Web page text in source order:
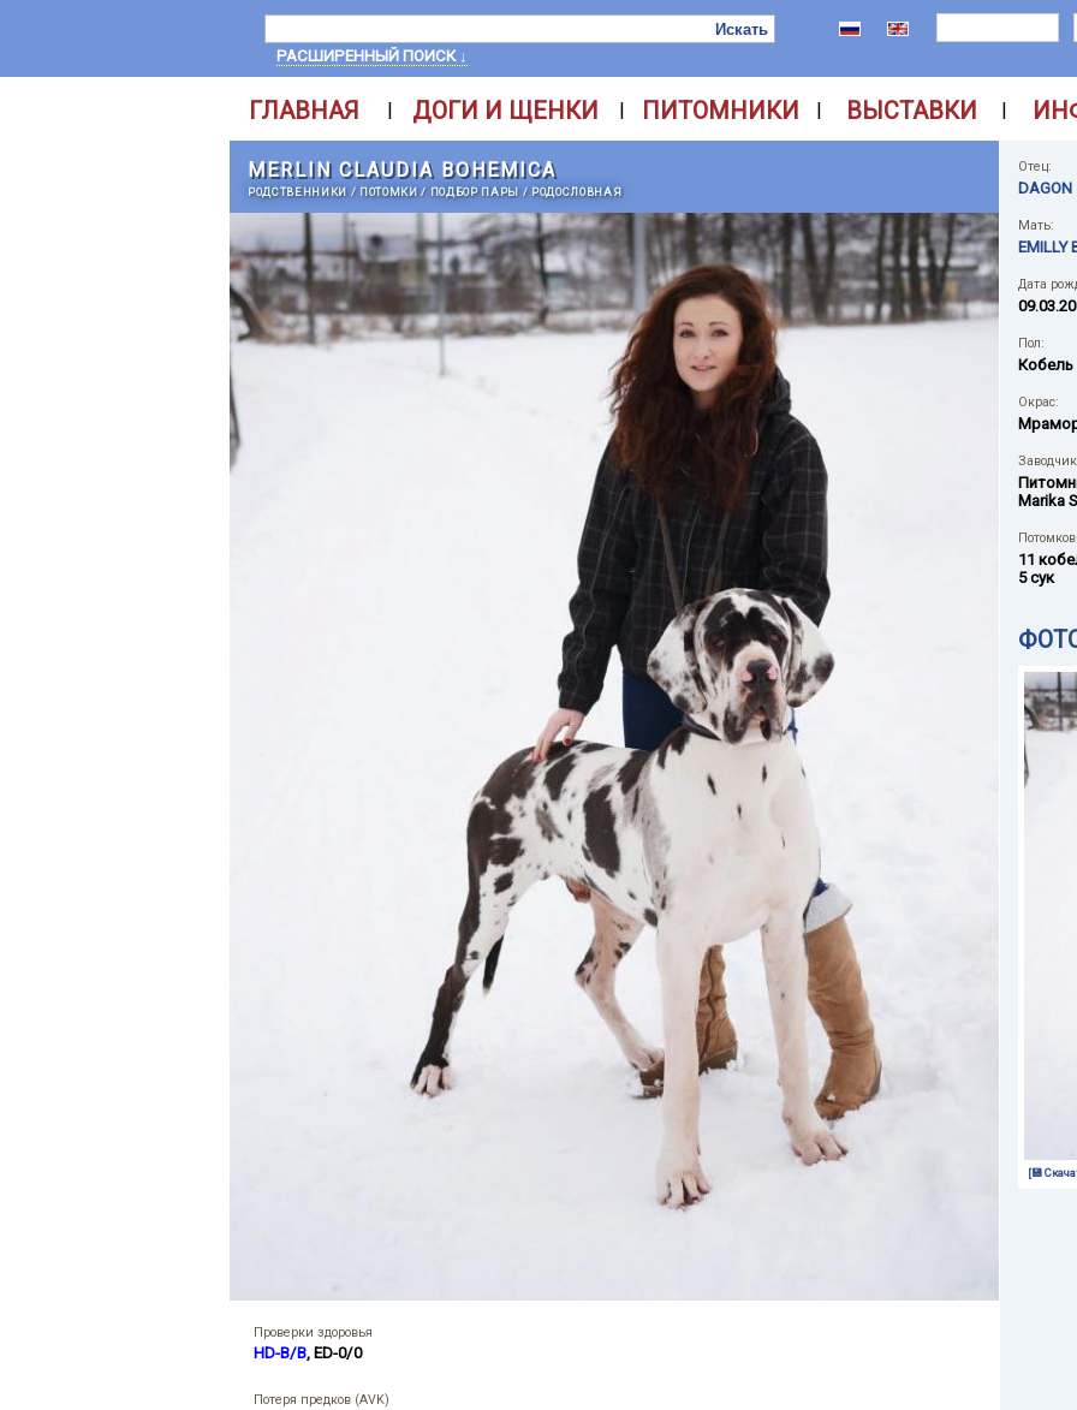
РАСШИРЕННЫЙ ПОИСК ↓
ГЛАВНАЯ | ДОГИ И ЩЕНКИ | ПИТОМНИКИ | ВЫСТАВКИ |
MERLIN CLAUDIA BOHEMICA
РОДСТВЕННИКИ / ПОТОМКИ/ ПОДБОР ПАРЫ / РОДОСЛОВНАЯ
Проверки здоровья
HD-B/B, ED-0/0
Потеря предков (AVK)
Отец:
DAGON
Мать:
EMILLY
Дата
Пол:
Кобель
Окрас:
Marika
11
5 сук
[💾